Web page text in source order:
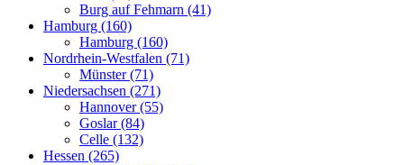
Burg auf Fehmarn (41)
Hamburg (160)
Hamburg (160)
Nordrhein-Westfalen (71)
Münster (71)
Niedersachsen (271)
Hannover (55)
Goslar (84)
Celle (132)
Hessen (265)